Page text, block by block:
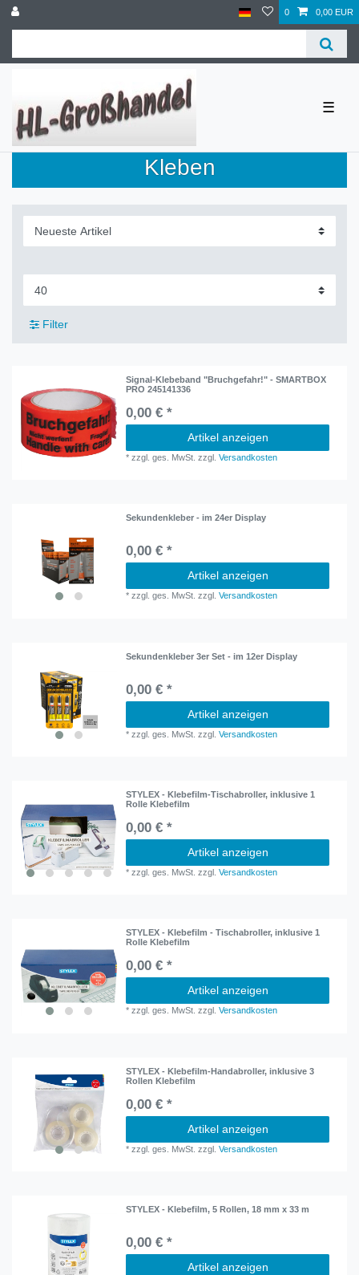
0 0,00 EUR
☰
Kleben
Filter
Signal-Klebeband "Bruchgefahr!" - SMARTBOX
PRO 245141336
0,00 € *
Artikel anzeigen
*zzgl. ges. MwSt. zzgl.Versandkosten
Sekundenkleber - im 24er Display
0,00 € *
Artikel anzeigen
*zzgl. ges. MwSt. zzgl.Versandkosten
Sekundenkleber 3er Set - im 12er Display
0,00 € *
Artikel anzeigen
*zzgl. ges. MwSt. zzgl.Versandkosten
STYLEX - Klebefilm-Tischabroller, inklusive 1
Rolle Klebefilm
0,00 € *
Artikel anzeigen
*zzgl. ges. MwSt. zzgl.Versandkosten
STYLEX - Klebefilm - Tischabroller, inklusive 1
Rolle Klebefilm
0,00 € *
Artikel anzeigen
*zzgl. ges. MwSt. zzgl.Versandkosten
STYLEX - Klebefilm-Handabroller, inklusive 3
Rollen Klebefilm
0,00 € *
Artikel anzeigen
*zzgl. ges. MwSt. zzgl.Versandkosten
STYLEX - Klebefilm, 5 Rollen, 18 mm x 33 m
0,00 € *
Artikel anzeigen